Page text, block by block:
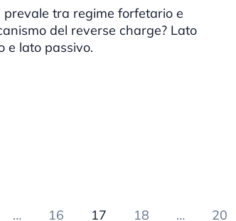
prevale tra regime forfetario e
del reverse charge? Lato
e lato passivo.
… 16 17 18 … 20